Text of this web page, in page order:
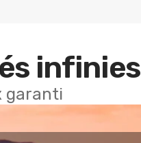
infinies
garanti